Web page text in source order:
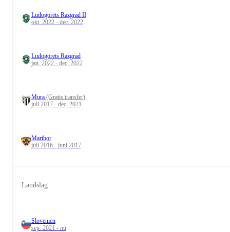
Ludogorets Razgrad II
okt. 2022 - dec. 2022
Ludogorets Razgrad
jan. 2022 - dec. 2022
Mura (Gratis transfer)
juli 2017 - dec. 2021
Maribor
juli 2016 - juni 2017
Landslag
Slovenien
sep. 2021 - nu